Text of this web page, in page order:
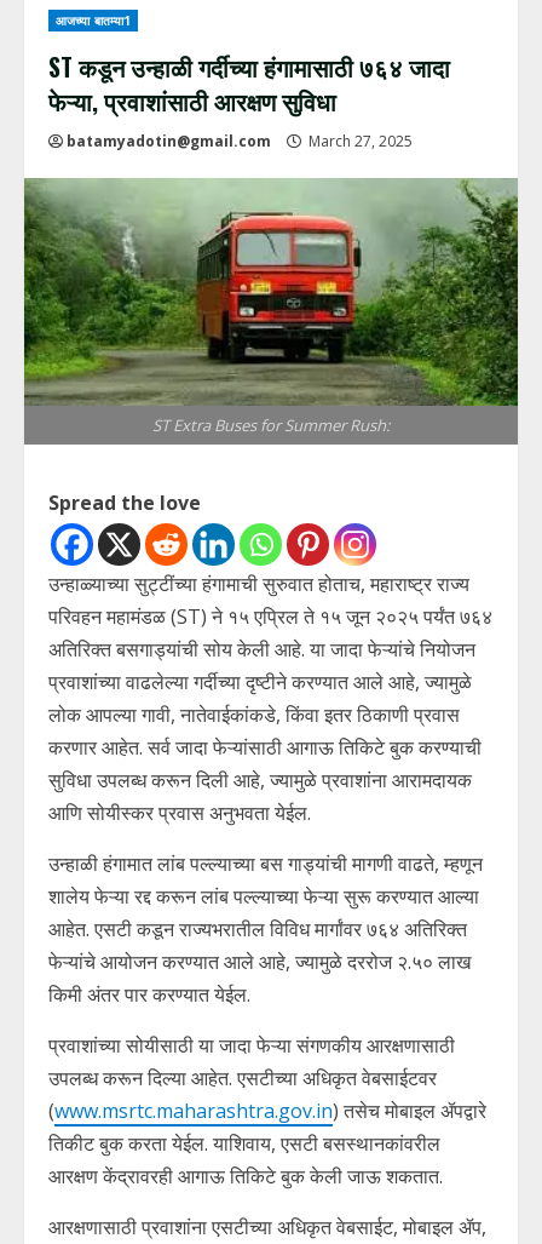
आजच्या बातम्या1
ST कडून उन्हाळी गर्दीच्या हंगामासाठी ७६४ जादा
फेऱ्या, प्रवाशांसाठी आरक्षण सुविधा
batamyadotin@gmail.com March 27, 2025
ST Extra Buses for Summer Rush:
Spread the love
उन्हाळ्याच्या सुट्टींच्या हंगामाची सुरुवात होताच, महाराष्ट्र राज्य
परिवहन महामंडळ (ST) ने १५ एप्रिल ते १५ जून २०२५ पर्यंत ७६४
अतिरिक्त बसगाड्यांची सोय केली आहे. या जादा फेऱ्यांचे नियोजन
प्रवाशांच्या वाढलेल्या गर्दीच्या दृष्टीने करण्यात आले आहे, ज्यामुळे
लोक आपल्या गावी, नातेवाईकांकडे, किंवा इतर ठिकाणी प्रवास
करणार आहेत. सर्व जादा फेऱ्यांसाठी आगाऊ तिकिटे बुक करण्याची
सुविधा उपलब्ध करून दिली आहे, ज्यामुळे प्रवाशांना आरामदायक
आणि सोयीस्कर प्रवास अनुभवता येईल.
उन्हाळी हंगामात लांब पल्ल्याच्या बस गाड्यांची मागणी वाढते, म्हणून
शालेय फेऱ्या रद्द करून लांब पल्ल्याच्या फेऱ्या सुरू करण्यात आल्या
आहेत. एसटी कडून राज्यभरातील विविध मार्गांवर ७६४ अतिरिक्त
फेऱ्यांचे आयोजन करण्यात आले आहे, ज्यामुळे दररोज २.५० लाख
किमी अंतर पार करण्यात येईल.
प्रवाशांच्या सोयीसाठी या जादा फेऱ्या संगणकीय आरक्षणासाठी
उपलब्ध करून दिल्या आहेत. एसटीच्या अधिकृत वेबसाईटवर
(www.msrtc.maharashtra.gov.in) तसेच मोबाइल ॲपद्वारे
तिकीट बुक करता येईल. याशिवाय, एसटी बसस्थानकांवरील
आरक्षण केंद्रावरही आगाऊ तिकिटे बुक केली जाऊ शकतात.
आरक्षणासाठी प्रवाशांना एसटीच्या अधिकृत वेबसाईट, मोबाइल ॲप,